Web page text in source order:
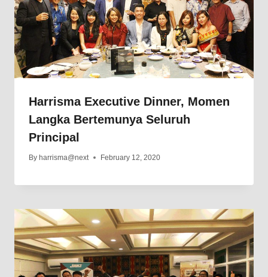
Harrisma Executive Dinner, Momen
Langka Bertemunya Seluruh
Principal
By harrisma@next February 12, 2020